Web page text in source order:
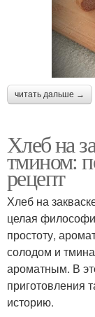
читать дальше →
Хлеб на
тмином:
рецепт
Хлеб на
целая
простоту,
солодом и
ароматным. В
приготовления
историю.